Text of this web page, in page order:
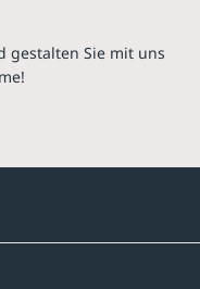
gestalten Sie mit uns